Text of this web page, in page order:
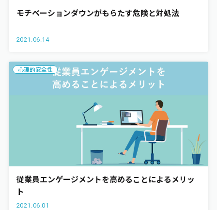
モチベーションダウンがもらたす危険と対処法
2021.06.14
心理的安全性
従業員エンゲージメントを高めることによるメリッ
ト
2021.06.01